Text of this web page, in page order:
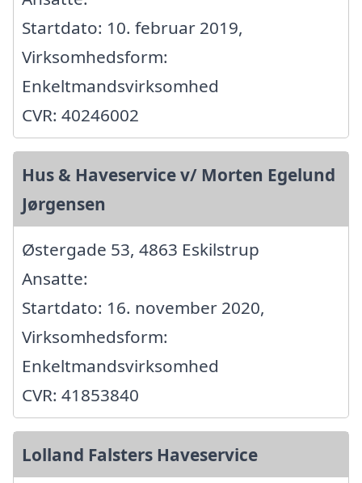
Startdato: 10. februar 2019,
Virksomhedsform:
Enkeltmandsvirksomhed
CVR: 40246002
Hus & Haveservice v/ Morten Egelund
Jørgensen
Østergade 53, 4863 Eskilstrup
Ansatte:
Startdato: 16. november 2020,
Virksomhedsform:
Enkeltmandsvirksomhed
CVR: 41853840
Lolland Falsters Haveservice